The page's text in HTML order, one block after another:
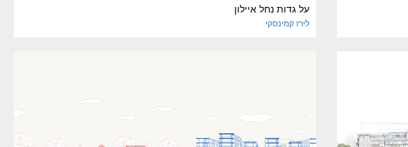
על גדות נחל איילון
לירזקמינסקי